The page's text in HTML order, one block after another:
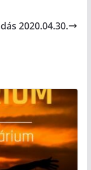
2020.04.30.